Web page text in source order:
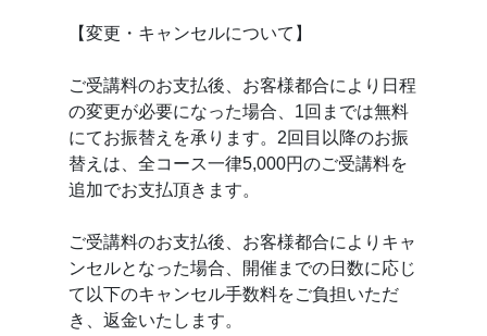
【変更・キャンセルについて】
ご受講料のお支払後、お客様都合により日程
の変更が必要になった場合、1回までは無料
にてお振替えを承ります。2回目以降のお振
替えは、全コース一律5,000円のご受講料を
追加でお支払頂きます。
ご受講料のお支払後、お客様都合によりキャ
ンセルとなった場合、開催までの日数に応じ
て以下のキャンセル手数料をご負担いただ
き、返金いたします。